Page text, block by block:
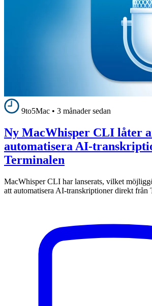
9to5Mac • 3 månader sedan
Ny MacWhisper CLI låter
automatisera AI-
Terminalen
MacWhisper CLI har lanserats, vilket
att automatisera AI-transkriptioner direkt från